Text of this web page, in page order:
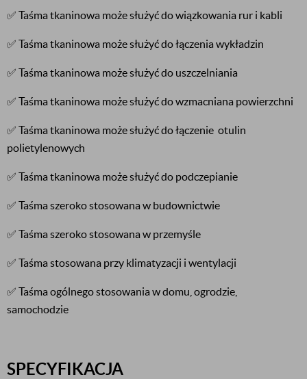
✅ Taśma tkaninowa może służyć do wiązkowania rur i kabli
✅ Taśma tkaninowa może służyć do łączenia wykładzin
✅ Taśma tkaninowa może służyć do uszczelniania
✅ Taśma tkaninowa może służyć do wzmacniana powierzchni
✅ Taśma tkaninowa może służyć do łączenie otulin
polietylenowych
✅ Taśma tkaninowa może służyć do podczepianie
✅ Taśma szeroko stosowana w budownictwie
✅ Taśma szeroko stosowana w przemyśle
✅ Taśma stosowana przy klimatyzacji i wentylacji
✅ Taśma ogólnego stosowania w domu, ogrodzie,
samochodzie
SPECYFIKACJA